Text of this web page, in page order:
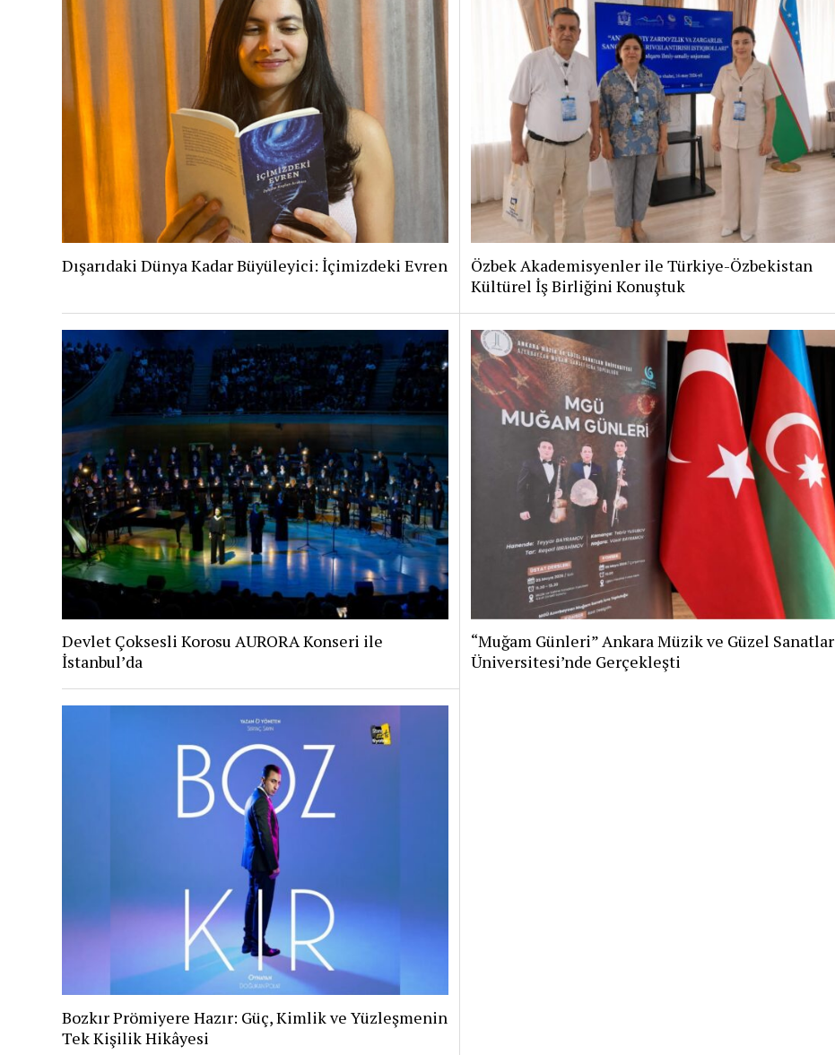
Dışarıdaki Dünya Kadar Büyüleyici: İçimizdeki Evren
Özbek Akademisyenler ile Türkiye-Özbekistan
Kültürel İş Birliğini Konuştuk
Devlet Çoksesli Korosu AURORA Konseri ile
İstanbul’da
“Muğam Günleri” Ankara Müzik ve Güzel Sanatlar
Üniversitesi’nde Gerçekleşti
Bozkır Prömiyere Hazır: Güç, Kimlik ve Yüzleşmenin
Tek Kişilik Hikâyesi